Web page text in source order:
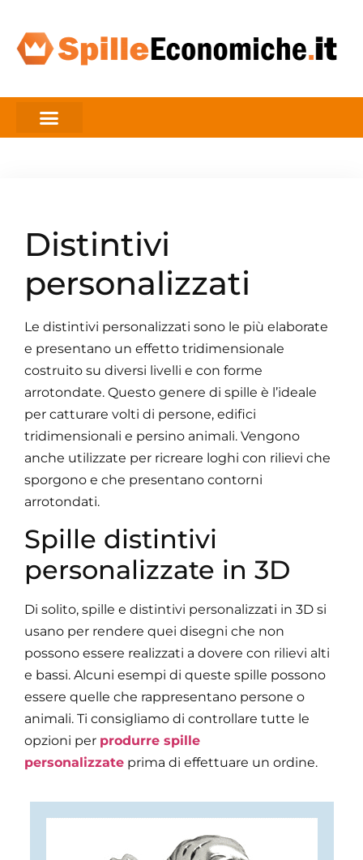
Distintivi
personalizzati
Le distintivi personalizzati sono le più elaborate
e presentano un effetto tridimensionale
costruito su diversi livelli e con forme
arrotondate. Questo genere di spille è l’ideale
per catturare volti di persone, edifici
tridimensionali e persino animali. Vengono
anche utilizzate per ricreare loghi con rilievi che
sporgono e che presentano contorni
arrotondati.
Spille distintivi
personalizzate in 3D
Di solito, spille e distintivi personalizzati in 3D si
usano per rendere quei disegni che non
possono essere realizzati a dovere con rilievi alti
e bassi. Alcuni esempi di queste spille possono
essere quelle che rappresentano persone o
animali. Ti consigliamo di controllare tutte le
opzioni per produrre spille
personalizzate prima di effettuare un ordine.